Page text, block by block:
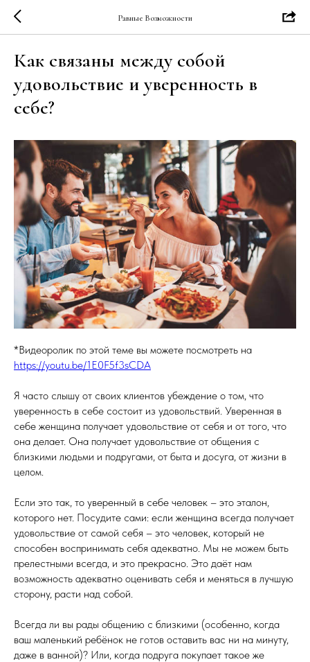
Равные Возможности
Как связаны между собой
удовольствие и уверенность в
себе?
*Видеоролик по этой теме вы можете посмотреть на
https://youtu.be/1E0F5f3sCDA
Я часто слышу от своих клиентов убеждение о том, что
уверенность в себе состоит из удовольствий. Уверенная в
себе женщина получает удовольствие от себя и от того, что
она делает. Она получает удовольствие от общения с
близкими людьми и подругами, от быта и досуга, от жизни в
целом.
Если это так, то уверенный в себе человек – это эталон,
которого нет. Посудите сами: если женщина всегда получает
удовольствие от самой себя – это человек, который не
способен воспринимать себя адекватно. Мы не можем быть
прелестными всегда, и это прекрасно. Это даёт нам
возможность адекватно оценивать себя и меняться в лучшую
сторону, расти над собой.
Всегда ли вы рады общению с близкими (особенно, когда
ваш маленький ребёнок не готов оставить вас ни на минуту,
даже в ванной)? Или, когда подруга покупает такое же